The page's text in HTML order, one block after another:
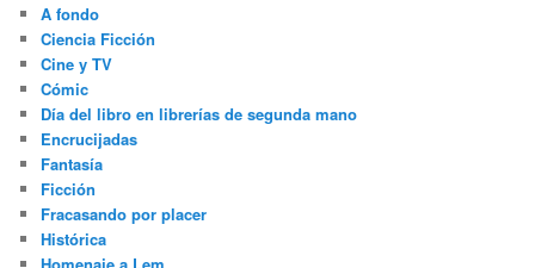
A fondo
Ciencia Ficción
Cine y TV
Cómic
Día del libro en librerías de segunda mano
Encrucijadas
Fantasía
Ficción
Fracasando por placer
Histórica